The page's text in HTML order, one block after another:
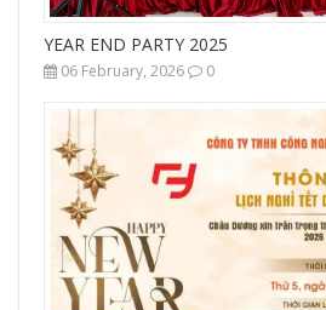
YEAR END PARTY 2025
06 February, 2026 0